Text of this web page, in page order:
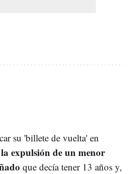
su 'billete de vuelta' en
la expulsión de un menor
que decía tener 13 años y,